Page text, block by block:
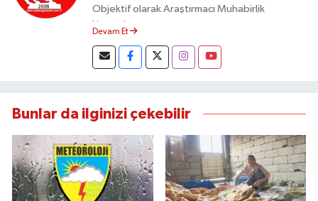
Objektif olarak Araştırmacı Muhabirlik
Yapmaktayım.
Devam Et
Bunlar da ilginizi çekebilir